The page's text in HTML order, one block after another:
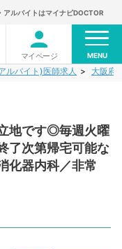
アルバイトはマイナビDOCTOR
マイページ MENU
ルバイト)医師求人 大阪府
地です◎毎週火曜
了次第帰宅可能な
化器内科／非常